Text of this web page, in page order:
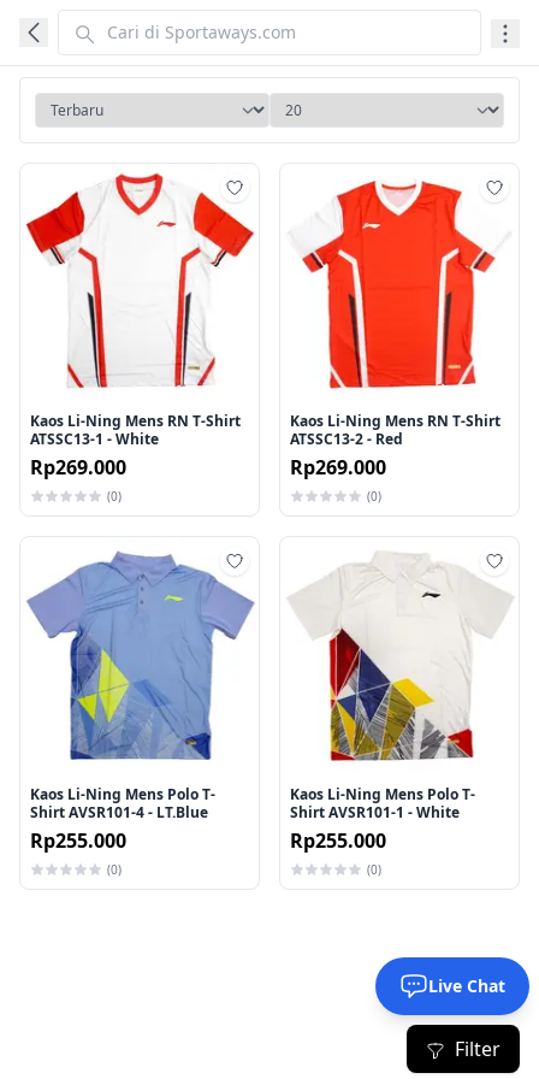
Tambah ke wishlist
Kaos Li-Ning Mens RN T-Shirt
ATSSC13-1 - White
Rp269.000
(0)
Kaos Li-Ning Mens RN T-Shirt
ATSSC13-2 - Red
Rp269.000
(0)
Tambah ke wishlist
Kaos Li-Ning Mens Polo T-
Shirt AVSR101-4 - LT.Blue
Rp255.000
(0)
Kaos Li-Ning Mens Polo T-
Shirt AVSR101-1 - White
Rp255.000
(0)
Filter
Live Chat